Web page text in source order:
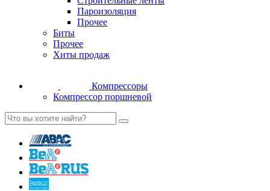
Пароизоляция
Прочее
Биты
Прочее
Хиты продаж
Компрессоры
Компрессор поршневой